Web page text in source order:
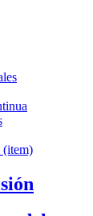
(item)